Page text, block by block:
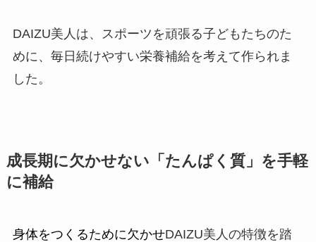
DAIZU美人は、スポーツを頑張る子どもたちのた
めに、毎日続けやすい栄養補給を考えて作られま
した。
成長期に欠かせない「たんぱく質」を手軽
に補給
身体をつくるために欠かせDAIZU美人の特徴を踏